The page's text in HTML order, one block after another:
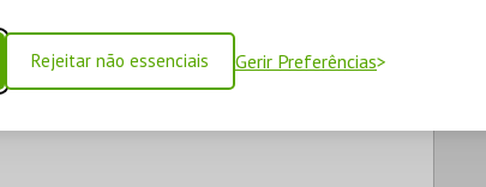
Rejeitar não essenciais Gerir Preferências